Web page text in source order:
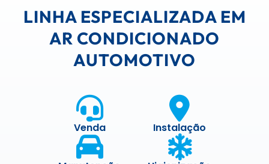
LINHA ESPECIALIZADA EM
AR CONDICIONADO
AUTOMOTIVO
Venda Instalação